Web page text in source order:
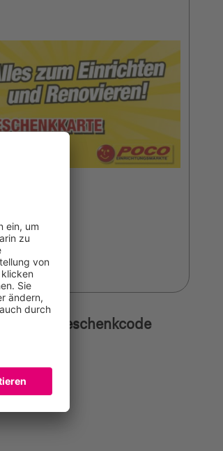
5EUR Geschenkcode
Punkte